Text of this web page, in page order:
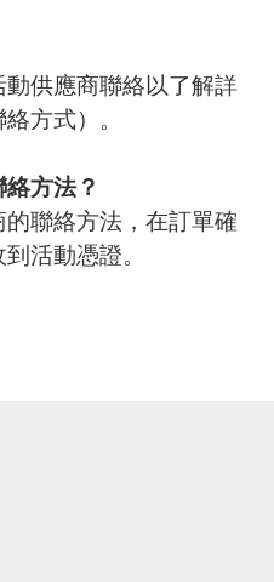
供應商聯絡以了解詳
方式）。
方法？
聯絡方法，在訂單確
活動憑證。